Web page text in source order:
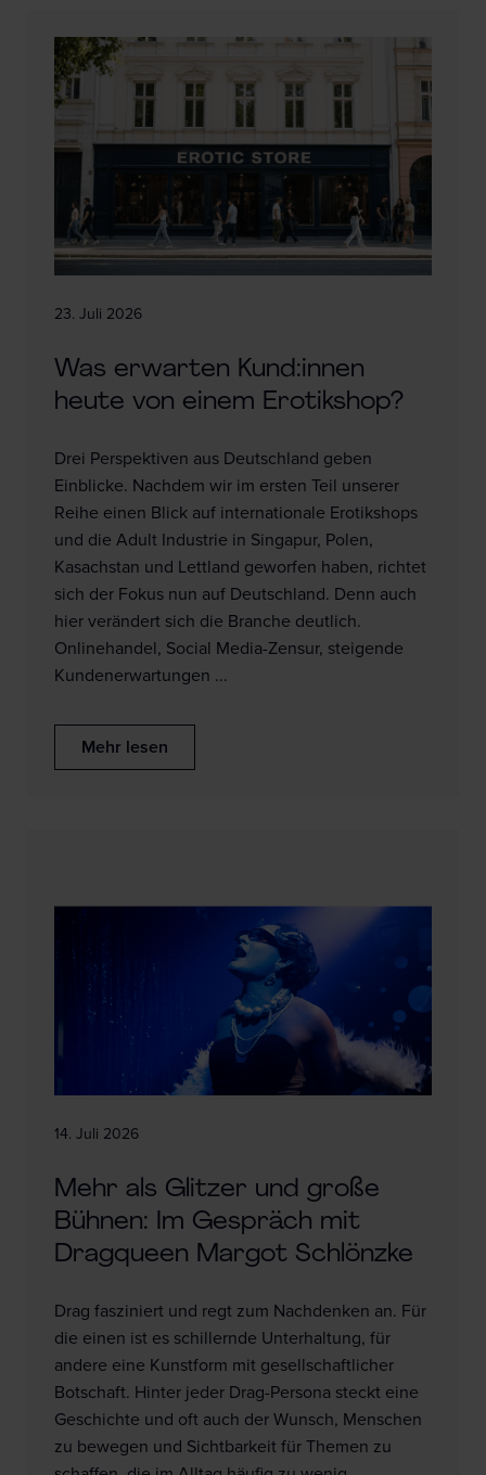
23. Juli 2026
Was erwarten Kund:innen
heute von einem Erotikshop?
Drei Perspektiven aus Deutschland geben
Einblicke. Nachdem wir im ersten Teil unserer
Reihe einen Blick auf internationale Erotikshops
und die Adult Industrie in Singapur, Polen,
Kasachstan und Lettland geworfen haben, richtet
sich der Fokus nun auf Deutschland. Denn auch
hier verändert sich die Branche deutlich.
Onlinehandel, Social Media-Zensur, steigende
Kundenerwartungen ...
Mehr lesen
14. Juli 2026
Mehr als Glitzer und große
Bühnen: Im Gespräch mit
Dragqueen Margot Schlönzke
Drag fasziniert und regt zum Nachdenken an. Für
die einen ist es schillernde Unterhaltung, für
andere eine Kunstform mit gesellschaftlicher
Botschaft. Hinter jeder Drag-Persona steckt eine
Geschichte und oft auch der Wunsch, Menschen
zu bewegen und Sichtbarkeit für Themen zu